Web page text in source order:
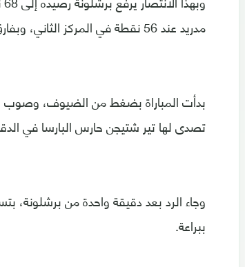
مدريد عند 56 نقطة في المركز الثاني، وبفارق 12 نقطة.
بدأت المباراة بضغط من الضيوف، وصوب
تصدى لها تير شتيجن حارس البارسا في
وجاء الرد بعد دقيقة واحدة من برشلونة،
ببراعة.